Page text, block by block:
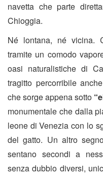
navetta che parte
Chioggia.
Né lontana, né vicina.
tramite un comodo
oasi naturalistiche di
tragitto percorribile
che sorge appena sotto
monumentale che dalla
leone di Venezia con lo
del gatto. Un altro
sentano secondi a
senza dubbio diversi,